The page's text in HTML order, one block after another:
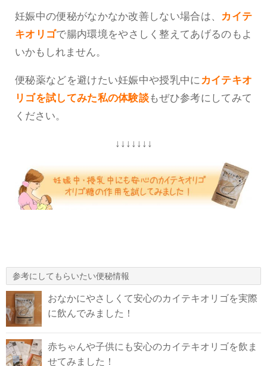
妊娠中の便秘がなかなか改善しない場合は、 カイテ
キオリゴで腸内環境をやさしく整えてあげるのもよ
いかもしれません。
便秘薬などを避けたい妊娠中や授乳中にカイテキオ
リゴを試してみた私の体験談もぜひ参考にしてみて
ください。
↓↓↓↓↓↓↓
参考にしてもらいたい便秘情報
おなかにやさしくて安心のカイテキオリゴを実際
に飲んでみました！
赤ちゃんや子供にも安心のカイテキオリゴを飲ま
せてみました！